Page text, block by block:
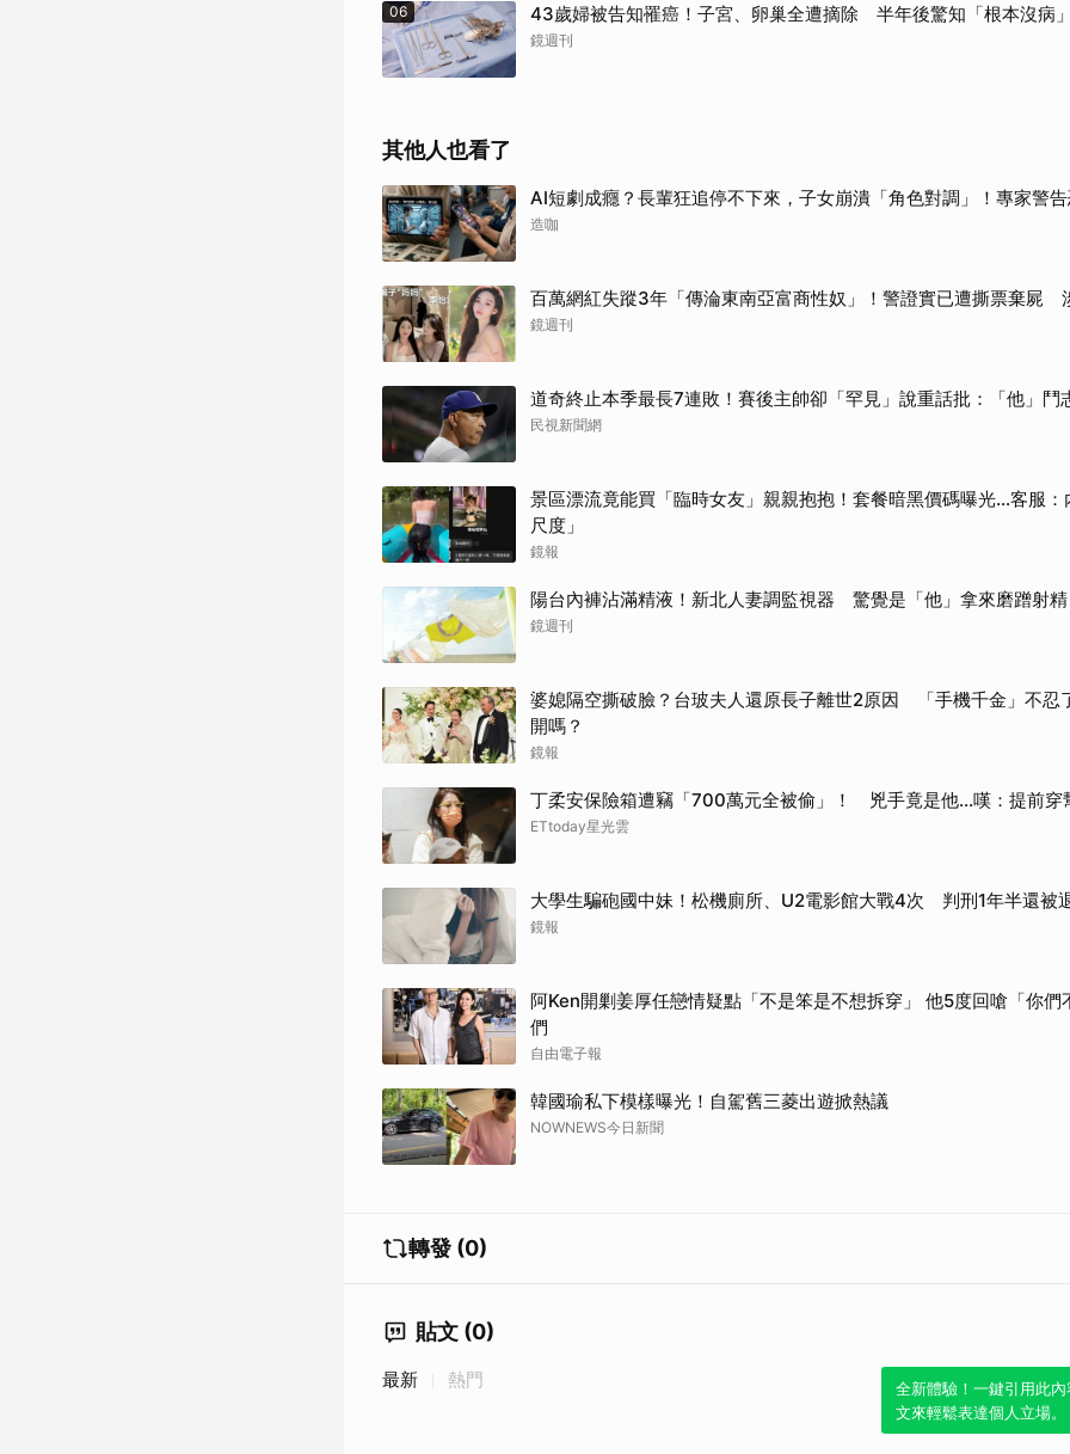
06 43歲婦被告知罹癌！子宮、卵巢全遭摘除 半年後驚知「根本沒病」
鏡週刊
其他人也看了
AI短劇成癮？長輩狂追停不下來，子女崩潰「角色對調」！專家警
造咖
百萬網紅失蹤3年「傳淪東南亞富商性奴」！警證實已遭撕票棄屍
鏡週刊
道奇終止本季最長7連敗！賽後主帥卻「罕見」說重話批：「他」鬥
民視新聞網
景區漂流竟能買「臨時女友」親親抱抱！套餐暗黑價碼曝光…客服
尺度」
鏡報
陽台內褲沾滿精液！新北人妻調監視器 驚覺是「他」拿來磨蹭射精
鏡週刊
婆媳隔空撕破臉？台玻夫人還原長子離世2原因 「手機千金」不忍
開嗎？
鏡報
丁柔安保險箱遭竊「700萬元全被偷」！ 兇手竟是他...嘆：提前穿
ETtoday星光雲
大學生騙砲國中妹！松機廁所、U2電影館大戰4次 判刑1年半還被
鏡報
阿Ken開剿姜厚任戀情疑點「不是笨是不想拆穿」 他5度回嗆「你們
們
自由電子報
韓國瑜私下模樣曝光！自駕舊三菱出遊掀熱議
NOWNEWS今日新聞
轉發 (0)
貼文 (0)
全新體驗！一鍵引用此
文來輕鬆表達個人立場。
最新 熱門